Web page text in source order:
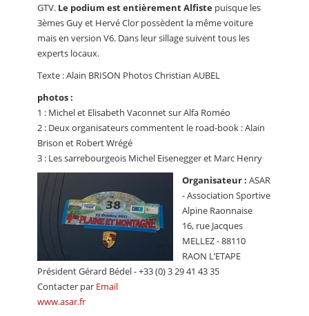
GTV. Le podium est entièrement Alfiste puisque les
3èmes Guy et Hervé Clor possèdent la même voiture
mais en version V6. Dans leur sillage suivent tous les
experts locaux.
Texte : Alain BRISON Photos Christian AUBEL
photos :
1 : Michel et Elisabeth Vaconnet sur Alfa Roméo
2 : Deux organisateurs commentent le road-book : Alain
Brison et Robert Wrégé
3 : Les sarrebourgeois Michel Eisenegger et Marc Henry
Organisateur : ASAR
- Association Sportive
Alpine Raonnaise
16, rue Jacques
MELLEZ - 88110
RAON L’ETAPE
Président Gérard Bédel - +33 (0) 3 29 41 43 35
Contacter par Email
www.asar.fr